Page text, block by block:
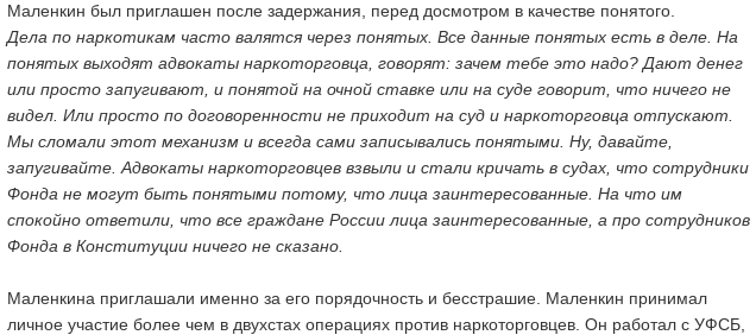
Маленкин был приглашен после задержания, перед досмотром в качестве понятого.
Дела по наркотикам часто валятся через понятых. Все данные понятых есть в деле. На
понятых выходят адвокаты наркоторговца, говорят: зачем тебе это надо? Дают денег
или просто запугивают, и понятой на очной ставке или на суде говорит, что ничего не
видел. Или просто по договоренности не приходит на суд и наркоторговца отпускают.
Мы сломали этот механизм и всегда сами записывались понятыми. Ну, давайте,
запугивайте. Адвокаты наркоторговцев взвыли и стали кричать в судах, что сотрудники
Фонда не могут быть понятыми потому, что лица заинтересованные. На что им
спокойно ответили, что все граждане России лица заинтересованные, а про сотрудников
Фонда в Конституции ничего не сказано.
Маленкина приглашали именно за его порядочность и бесстрашие. Маленкин принимал
личное участие более чем в двухстах операциях против наркоторговцев. Он работал с УФСБ,